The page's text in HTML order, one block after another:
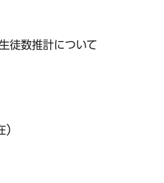
徒数推計について